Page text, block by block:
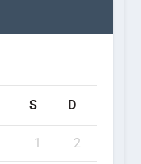
S D
1 2